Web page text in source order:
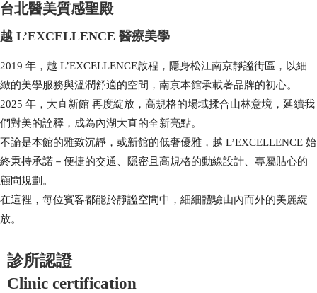
台北醫美質感聖殿
越 L’EXCELLENCE 醫療美學
2019 年，越 L’EXCELLENCE啟程，隱身松江南京靜謐街區，以細
緻的美學服務與溫潤舒適的空間，南京本館承載著品牌的初心。
2025 年，大直新館 再度綻放，高規格的場域揉合山林意境，延續我
們對美的詮釋，成為內湖大直的全新亮點。
不論是本館的雅致沉靜，或新館的低奢優雅，越 L’EXCELLENCE 始
終秉持承諾－便捷的交通、隱密且高規格的動線設計、專屬貼心的
顧問規劃。
在這裡，每位賓客都能於靜謐空間中，細細體驗由內而外的美麗綻
放。
診所認證
Clinic certification